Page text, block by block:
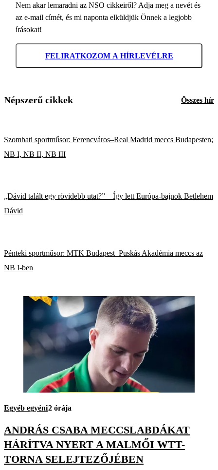
Nem akar lemaradni az NSO cikkeiről? Adja meg a nevét és
az e-mail címét, és mi naponta elküldjük Önnek a legjobb
írásokat!
FELIRATKOZOM A HÍRLEVÉLRE
Népszerű cikkek Összes hír
Szombati sportműsor: Ferencváros–Real Madrid meccs Budapesten;
NB I, NB II, NB III
„Dávid talált egy rövidebb utat?” – Így lett Európa-bajnok Betlehem
Dávid
Pénteki sportműsor: MTK Budapest–Puskás Akadémia meccs az
NB I-ben
Egyéb egyéni2 órája
ANDRÁS CSABA MECCSLABDÁKAT
HÁRÍTVA NYERT A MALMŐI WTT-
TORNA SELEJTEZŐJÉBEN